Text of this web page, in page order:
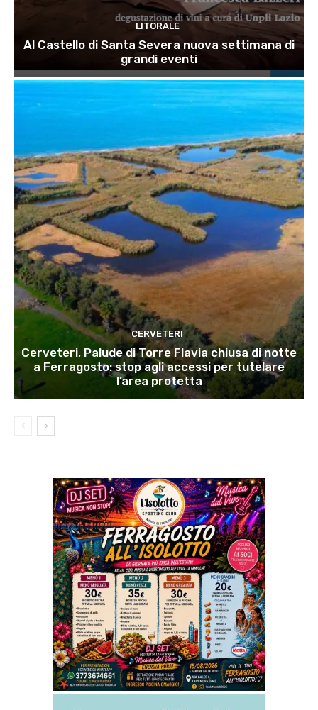
LITORALE
Al Castello di Santa Severa nuova settimana di
grandi eventi
CERVETERI
Cerveteri, Palude di Torre Flavia chiusa di notte
a Ferragosto: stop agli accessi per tutelare
l’area protetta